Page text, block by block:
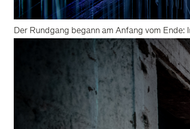
Der Rundgang begann am Anfang vom